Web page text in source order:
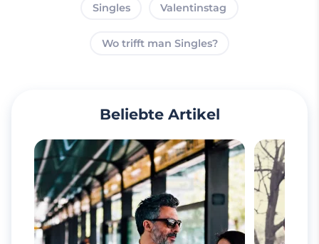
Singles Valentinstag
Wo trifft man Singles?
Beliebte Artikel